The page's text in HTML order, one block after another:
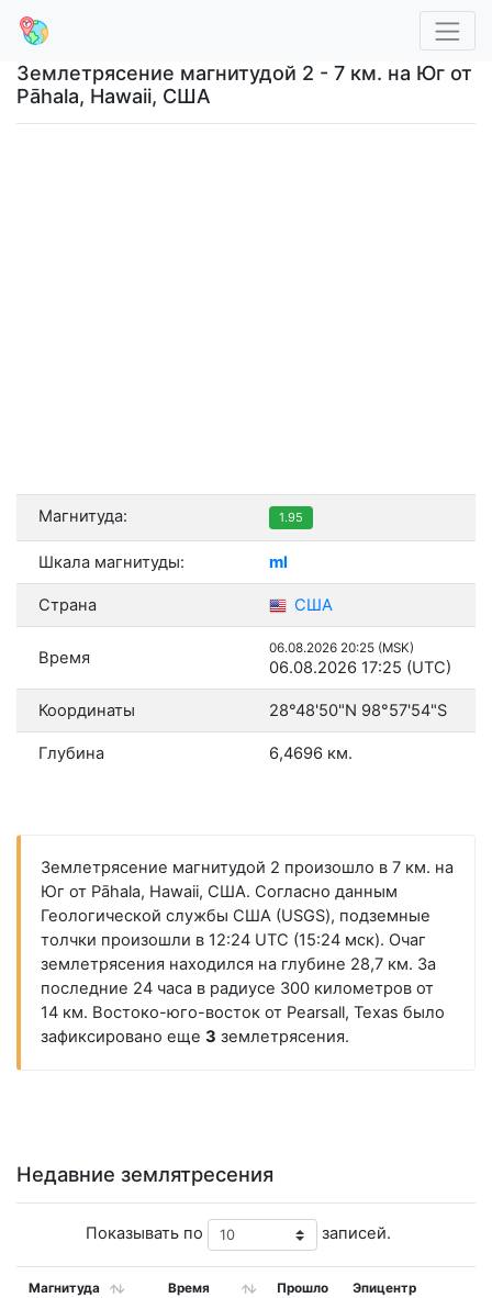
Землетрясение магнитудой 2 - 7 км. на Юг от
Pāhala, Hawaii, США
Магнитуда: 1.95
Шкала магнитуды: ml
Страна США
Время 06.08.2026 20:25 (MSK)
06.08.2026 17:25 (UTC)
Координаты 28°48'50"N 98°57'54"S
Глубина 6,4696 км.
Землетрясение магнитудой 2 произошло в 7 км. на
Юг от Pāhala, Hawaii, США. Согласно данным
Геологической службы США (USGS), подземные
толчки произошли в 12:24 UTC (15:24 мск). Очаг
землетрясения находился на глубине 28,7 км. За
последние 24 часа в радиусе 300 километров от
14 км. Востоко-юго-восток от Pearsall, Texas было
зафиксировано еще 3 землетрясения.
Недавние землятресения
Показывать по записей.
Магнитуда Время Прошло Эпицентр